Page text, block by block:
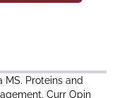
Proteins and
Curr Opin